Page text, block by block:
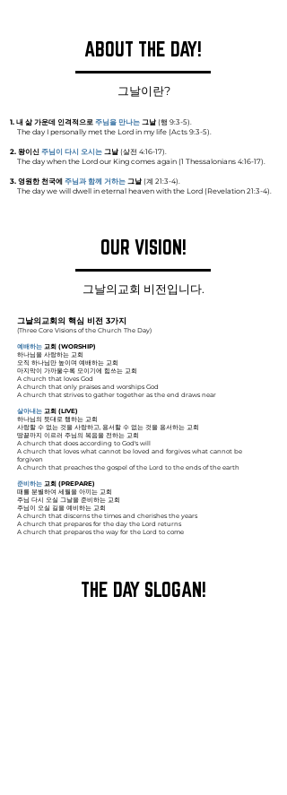
ABOUT THE DAY!
그날이란?
1. 내 삶 가운데 인격적으로 주님을 만나는 그날 (행 9:3-5).
The day I personally met the Lord in my life (Acts 9:3-5).
2. 왕이신 주님이 다시 오시는 그날 (살전 4:16-17).
The day when the Lord our King comes again (1 Thessalonians 4:16-17).
3. 영원한 천국에 주님과 함께 거하는 그날 (계 21:3-4).
The day we will dwell in eternal heaven with the Lord (Revelation 21:3-4).
OUR VISION!
그날의교회 비전입니다.
그날의교회의 핵심 비전 3가지
(Three Core Visions of the Church The Day)
예배하는 교회 (WORSHIP)
하나님을 사랑하는 교회
오직 하나님만 높이며 예배하는 교회
마지막이 가까울수록 모이기에 힘쓰는 교회
A church that loves God
A church that only praises and worships God
A church that strives to gather together as the end draws near
살아내는 교회 (LIVE)
하나님의 뜻대로 행하는 교회
사랑할 수 없는 것을 사랑하고, 용서할 수 없는 것을 용서하는 교회
땅끝까지 이르러 주님의 복음을 전하는 교회
A church that does according to God's will
A church that loves what cannot be loved and forgives what cannot be
forgiven
A church that preaches the gospel of the Lord to the ends of the earth
준비하는 교회 (PREPARE)
때를 분별하여 세월을 아끼는 교회
주님 다시 오실 그날을 준비하는 교회
주님이 오실 길을 예비하는 교회
A church that discerns the times and cherishes the years
A church that prepares for the day the Lord returns
A church that prepares the way for the Lord to come
THE DAY SLOGAN!